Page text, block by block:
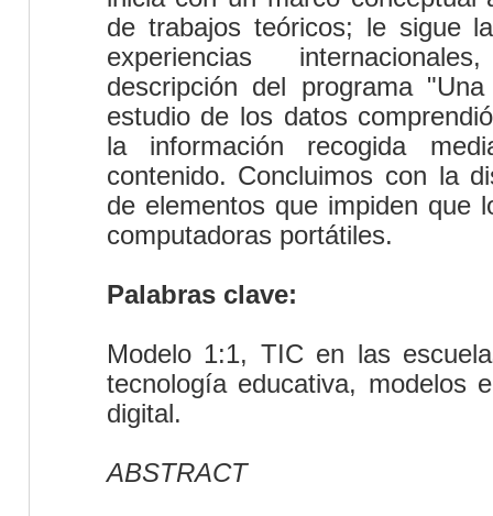
de trabajos teóricos; le sigue
experiencias
descripción del programa
estudio de los datos
la información recogida
contenido. Concluimos con la
de elementos que impiden que
computadoras portátiles.
Palabras clave:
Modelo 1:1, TIC en las
tecnología educativa, modelos
digital.
ABSTRACT